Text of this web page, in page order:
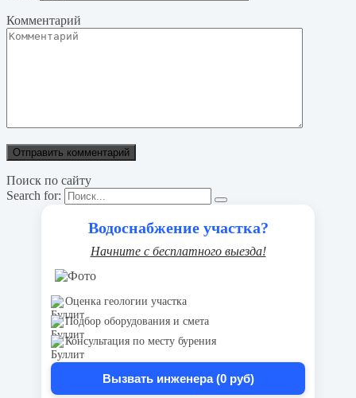
Комментарий
Поиск по сайту
Search for:
Водоснабжение участка?
Начните с бесплатного выезда!
Оценка геологии участка
Подбор оборудования и смета
Консультация по месту бурения
Вызвать инженера (0 руб)